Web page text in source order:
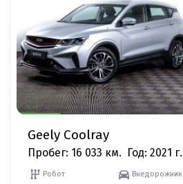
Geely Coolray
Пробег: 16 033 км. Год: 2021 г.
Робот
Внедорожник